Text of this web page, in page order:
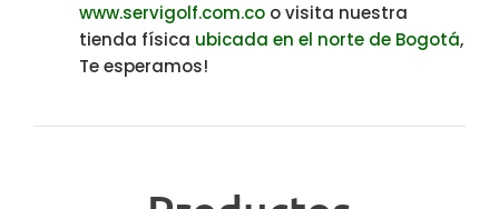
www.servigolf.com.co o visita nuestra
tienda física ubicada en el norte de Bogotá,
Te esperamos!